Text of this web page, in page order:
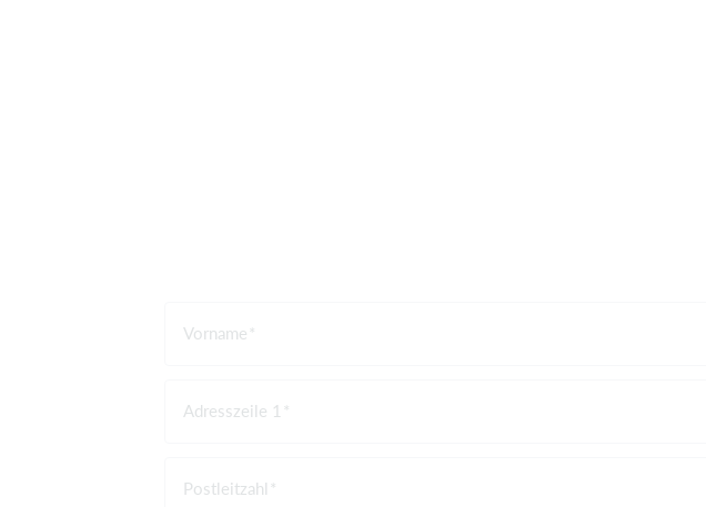
Vorname
Adresszeile 1
Postleitzahl